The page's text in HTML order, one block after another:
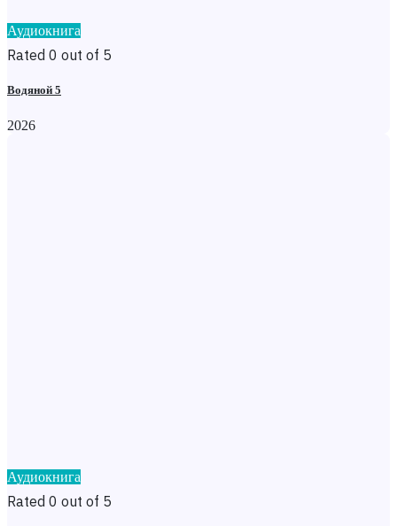
Аудиокнига
Rated 0 out of 5
Водяной 5
2026
Аудиокнига
Rated 0 out of 5